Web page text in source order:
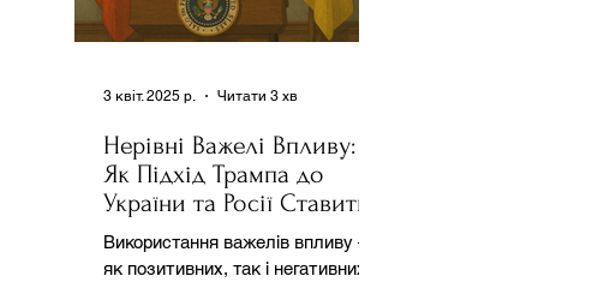
Нерівні Важелі Впливу:
Як Підхід Трампа до
України та Росії Ставить
під Сумнів Американську
Держполітику
Використання важелів впливу –
як позитивних, так і негативних –
3 квіт. 2025 р. Читати 3 хв